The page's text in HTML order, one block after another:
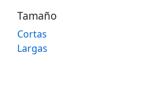
Tamaño
Cortas
Largas